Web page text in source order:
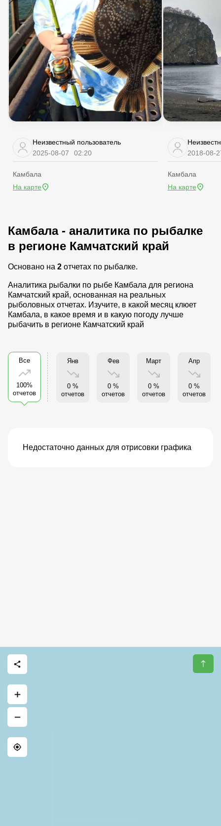
Неизвестный пользователь
2025-08-07
02:20
Камбала
На карте
2018-08-
Камбала
На карте
Камбала - аналитика по рыбалке
в регионе Камчатский край
Основано на 2 отчетах по рыбалке.
Аналитика рыбалки по рыбе Камбала для региона
Камчатский край, основанная на реальных
рыболовных отчетах. Изучите, в какой месяц клюет
Камбала, в какое время и в какую погоду лучше
рыбачить в регионе Камчатский край
Все
100%
отчетов
Янв
0 %
отчетов
Фев
0 %
отчетов
Март
0 %
отчетов
Апр
0 %
отчетов
Недостаточно данных для отрисовки графика